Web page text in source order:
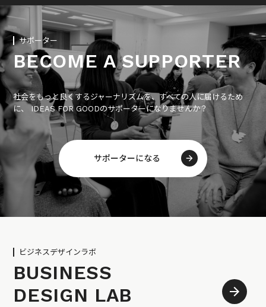
サポーター
BECOME A SUPPORTER
社会をもっと良くするジャーナリズムを、すべての人に届けるため
に、 IDEAS FOR GOODのサポーターになりませんか？
サポーターになる
ビジネスデザインラボ
BUSINESS
DESIGN LAB